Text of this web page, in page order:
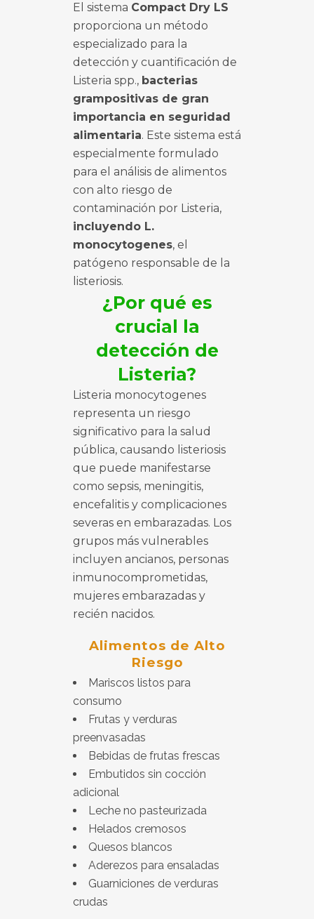
El sistema Compact Dry LS
proporciona un método
especializado para la
detección y cuantificación de
Listeria spp., bacterias
grampositivas de gran
importancia en seguridad
alimentaria. Este sistema está
especialmente formulado
para el análisis de alimentos
con alto riesgo de
contaminación por Listeria,
incluyendo L.
monocytogenes, el
patógeno responsable de la
listeriosis.
¿Por qué es
crucial la
detección de
Listeria?
Listeria monocytogenes
representa un riesgo
significativo para la salud
pública, causando listeriosis
que puede manifestarse
como sepsis, meningitis,
encefalitis y complicaciones
severas en embarazadas. Los
grupos más vulnerables
incluyen ancianos, personas
inmunocomprometidas,
mujeres embarazadas y
recién nacidos.
Alimentos de Alto
Riesgo
Mariscos listos para
consumo
Frutas y verduras
preenvasadas
Bebidas de frutas frescas
Embutidos sin cocción
adicional
Leche no pasteurizada
Helados cremosos
Quesos blancos
Aderezos para ensaladas
Guarniciones de verduras
crudas